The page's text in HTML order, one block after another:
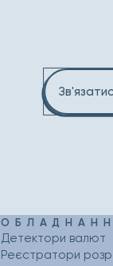
Детектори валют
Реєстратори